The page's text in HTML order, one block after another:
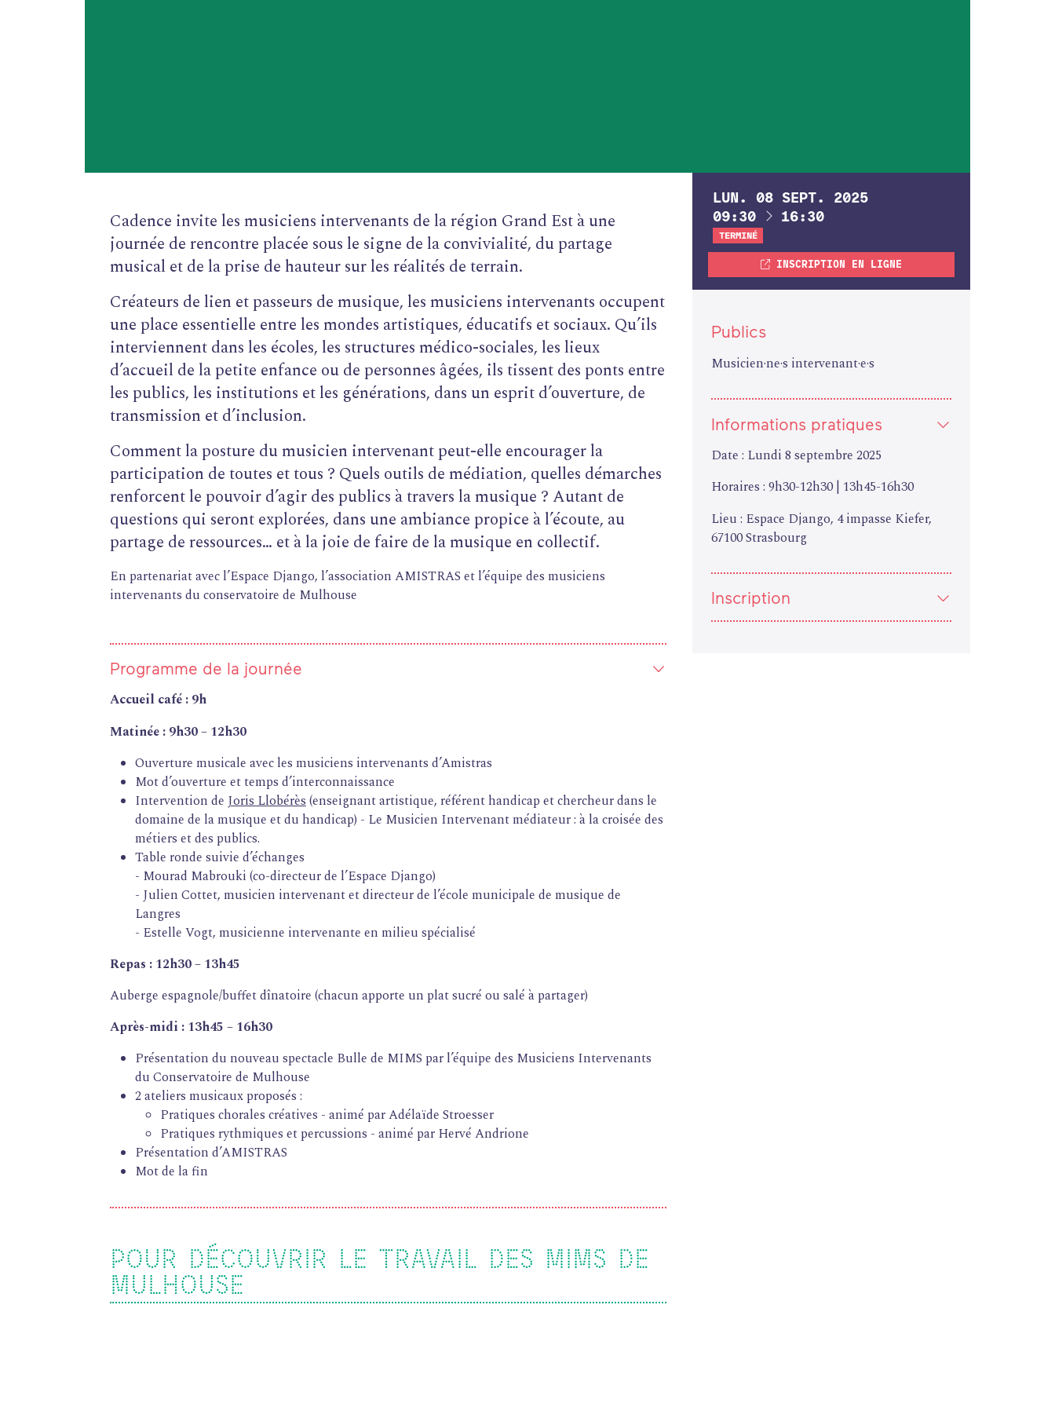
Cadence invite les musiciens intervenants de la région Grand Est à une
journée de rencontre placée sous le signe de la convivialité, du partage
musical et de la prise de hauteur sur les réalités de terrain.
Créateurs de lien et passeurs de musique, les musiciens intervenants occupent
une place essentielle entre les mondes artistiques, éducatifs et sociaux. Qu’ils
interviennent dans les écoles, les structures médico-sociales, les lieux
d’accueil de la petite enfance ou de personnes âgées, ils tissent des ponts entre
les publics, les institutions et les générations, dans un esprit d’ouverture, de
transmission et d’inclusion.
Comment la posture du musicien intervenant peut-elle encourager la
participation de toutes et tous ? Quels outils de médiation, quelles démarches
renforcent le pouvoir d’agir des publics à travers la musique ? Autant de
questions qui seront explorées, dans une ambiance propice à l’écoute, au
partage de ressources… et à la joie de faire de la musique en collectif.
En partenariat avec l’Espace Django, l’association AMISTRAS et l’équipe des musiciens
intervenants du conservatoire de Mulhouse
Programme de la journée
Accueil café : 9h
Matinée : 9h30 – 12h30
Ouverture musicale avec les musiciens intervenants d’Amistras
Mot d’ouverture et temps d’interconnaissance
Intervention de Joris Llobérès (enseignant artistique, référent handicap et chercheur dans le
domaine de la musique et du handicap) - Le Musicien Intervenant médiateur : à la croisée des
métiers et des publics.
Table ronde suivie d’échanges
- Mourad Mabrouki (co-directeur de l’Espace Django)
- Julien Cottet, musicien intervenant et directeur de l’école municipale de musique de
Langres
- Estelle Vogt, musicienne intervenante en milieu spécialisé
Repas : 12h30– 13h45
Auberge espagnole/buffet dînatoire (chacun apporte un plat sucré ou salé à partager)
Après-midi : 13h45 – 16h30
Présentation du nouveau spectacle Bulle de MIMS par l’équipe des Musiciens Intervenants
du Conservatoire de Mulhouse
2 ateliers musicaux proposés :
Pratiques chorales créatives - animé par Adélaïde Stroesser
Pratiques rythmiques et percussions - animé par Hervé Andrione
Présentation d’AMISTRAS
Mot de la fin
POUR DÉCOUVRIR LE TRAVAIL DES MIMS DE
MULHOUSE
LUN. 08 SEPT. 2025
09:30
À16:30
TERMINÉ
INSCRIPTION EN LIGNE
Publics
Musicien·ne·s intervenant·e·s
Informations pratiques
Date : Lundi 8 septembre 2025
Horaires : 9h30-12h30 | 13h45-16h30
Lieu : Espace Django, 4 impasse Kiefer,
67100 Strasbourg
Inscription
FORMATIONS
ATELIERS
RENCONTRES
ACTIONS ARTISTIQUES
QUI SOMMES-NOUS ?
THÉMATIQUES